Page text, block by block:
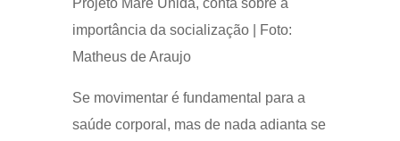
Projeto Maré Unida, conta sobre a
importância da socialização | Foto:
Matheus de Araujo
Se movimentar é fundamental para a
saúde corporal, mas de nada adianta se